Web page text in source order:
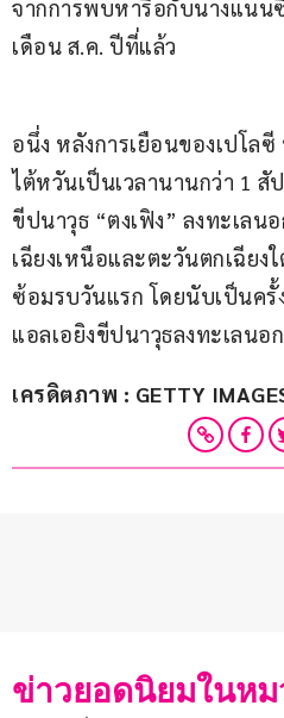
จากการพบหารือกับนางแนน
เดือน ส.ค. ปีที่แล้ว
อนึ่ง หลังการเยือนของเปโล
ไต้หวันเป็นเวลานานกว่า 1 สั
ขีปนาวุธ “ตงเฟิง” ลงทะเลน
เฉียงเหนือและตะวันตกเฉียง
ซ้อมรบวันแรก โดยนับเป็นค
แอลเอยิงขีปนาวุธลงทะเลนอ
เครดิตภาพ : GETTY
ข่าวยอดนิยมในห